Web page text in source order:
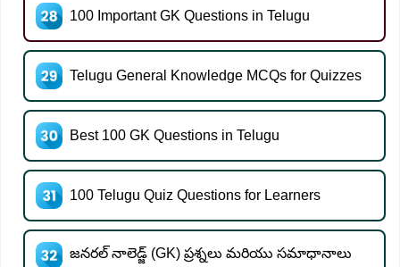
100 Important GK Questions in Telugu
Telugu General Knowledge MCQs for Quizzes
Best 100 GK Questions in Telugu
100 Telugu Quiz Questions for Learners
జనరల్ నాలెడ్జ్ (GK) ప్రశ్నలు మరియు సమాధానాలు